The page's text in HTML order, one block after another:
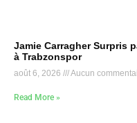
Jamie Carragher Surpris
à Trabzonspor
août 6, 2026 Aucun
Read More »